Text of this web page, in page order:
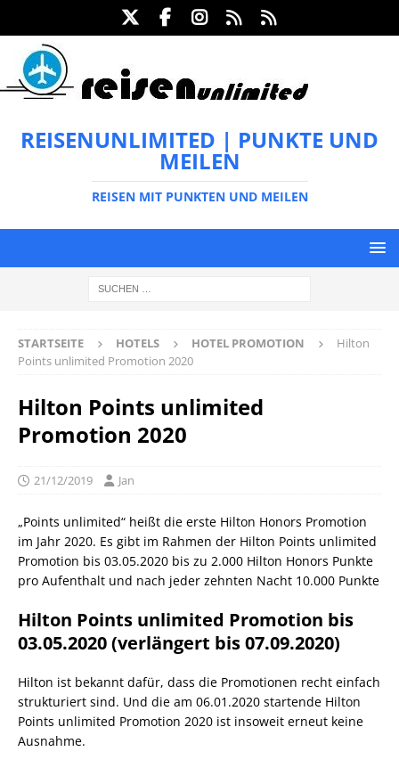
REISENUNLIMITED | PUNKTE UND
MEILEN
REISEN MIT PUNKTEN UND MEILEN
STARTSEITE HOTELS HOTEL PROMOTION
Hilton
Points unlimited Promotion 2020
Hilton Points unlimited
Promotion 2020
21/12/2019 Jan
„Points unlimited“ heißt die erste Hilton Honors Promotion
im Jahr 2020. Es gibt im Rahmen der Hilton Points unlimited
Promotion bis 03.05.2020 bis zu 2.000 Hilton Honors Punkte
pro Aufenthalt und nach jeder zehnten Nacht 10.000 Punkte
Hilton Points unlimited Promotion bis
03.05.2020 (verlängert bis 07.09.2020)
Hilton ist bekannt dafür, dass die Promotionen recht einfach
strukturiert sind. Und die am 06.01.2020 startende Hilton
Points unlimited Promotion 2020 ist insoweit erneut keine
Ausnahme.